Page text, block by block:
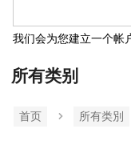
我们会为您建立一个帐
所有类别
首页 所有类別